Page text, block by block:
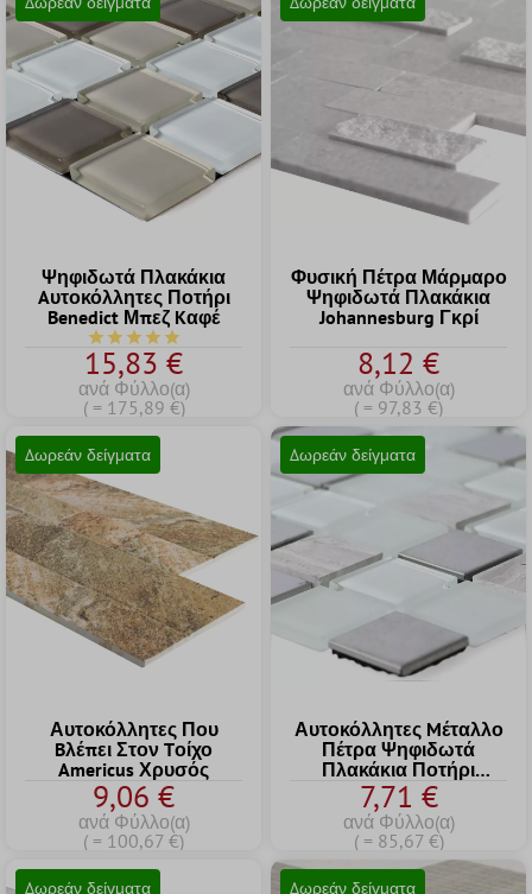
Ψηφιδωτά Πλακάκια
Aυτοκόλλητες Ποτήρι
Benedict Μπεζ Kαφέ
Μέση βαθμολογία 5 από τα 5 αστέρια
15,83 €
ανά Φύλλο(α)
( = 175,89 €)
Φυσική Πέτρα Μάρμαρο
Ψηφιδωτά Πλακάκια
Johannesburg Γκρί
8,12 €
ανά Φύλλο(α)
( = 97,83 €)
Δωρεάν δείγματα
Αυτοκόλλητες Που
Bλέπει Στον Tοίχο
Americus Χρυσός
9,06 €
ανά Φύλλο(α)
( = 100,67 €)
Δωρεάν δείγματα
Αυτοκόλλητες Mέταλλο
Πέτρα Ψηφιδωτά
Πλακάκια Ποτήρι
Ασπρο
7,71 €
ανά Φύλλο(α)
( = 85,67 €)
Δωρεάν δείγματα Δωρεάν δείγματα